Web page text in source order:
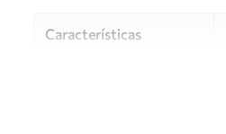
Características